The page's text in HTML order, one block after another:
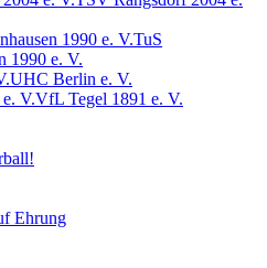
TuS
1990 e. V.
UHC Berlin e. V.
VfL Tegel 1891 e. V.
Ehrung